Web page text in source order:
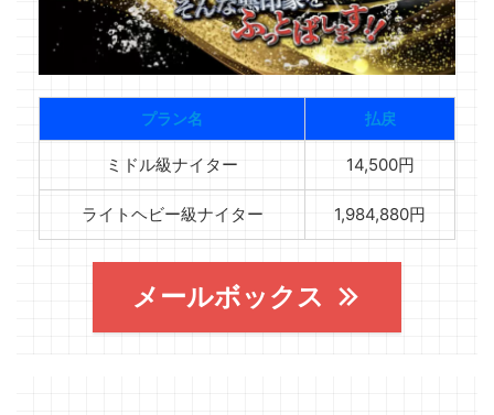
プラン名 払戻
ミドル級ナイター 14,500円
ライトヘビー級ナイター 1,984,880円
メールボックス